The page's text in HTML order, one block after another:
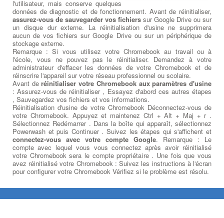
l'utilisateur, mais conserve quelques
données de diagnostic et de fonctionnement. Avant de réinitialiser,
assurez-vous de sauvegarder vos fichiers sur Google Drive ou sur
un disque dur externe. La réinitialisation d'usine ne supprimera
aucun de vos fichiers sur Google Drive ou sur un périphérique de
stockage externe.
Remarque : Si vous utilisez votre Chromebook au travail ou à
l'école, vous ne pouvez pas le réinitialiser. Demandez à votre
administrateur d'effacer les données de votre Chromebook et de
réinscrire l'appareil sur votre réseau professionnel ou scolaire.
Avant deréinitialiser votre Chromebook aux paramètres d'usine
: Assurez-vous de réinitialiser , Essayez d'abord ces autres étapes
, Sauvegardez vos fichiers et vos informations.
Réinitialisation d'usine de votre Chromebook Déconnectez-vous de
votre Chromebook. Appuyez et maintenez Ctrl + Alt + Maj + r .
Sélectionnez Redémarrer . Dans la boîte qui apparaît, sélectionnez
Powerwash et puis Continuer . Suivez les étapes qui s'affichent et
connectez-vous avec votre compte Google. Remarque : Le
compte avec lequel vous vous connectez après avoir réinitialisé
votre Chromebook sera le compte propriétaire . Une fois que vous
avez réinitialisé votre Chromebook : Suivez les instructions à l'écran
pour configurer votre Chromebook Vérifiez si le problème est résolu.